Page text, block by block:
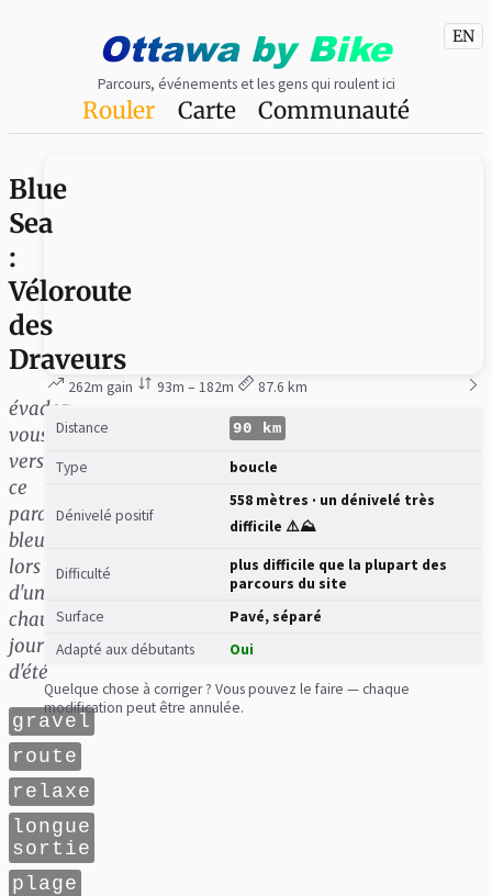
Ottawaby Bike
Parcours, événements et les gens qui roulent ici
EN
Rouler Carte Communauté
Blue
Sea
:
Véloroute
des
Draveurs
évadez-
vous
vers
ce
paradis
bleu
lors
d'une
chaude
journée
d'été
gravel
route
relaxe
longue
sortie
plage
262m gain 93m – 182m 87.6 km
Distance 90 km
Type boucle
Dénivelé positif
558 mètres · un dénivelé très
difficile ⚠️⛰️
Difficulté
plus difficile que la plupart des
parcours du site
Surface
Pavé, séparé
Adapté aux débutants
Oui
Quelque chose à corriger ? Vous pouvez le faire — chaque
modification peut être annulée.